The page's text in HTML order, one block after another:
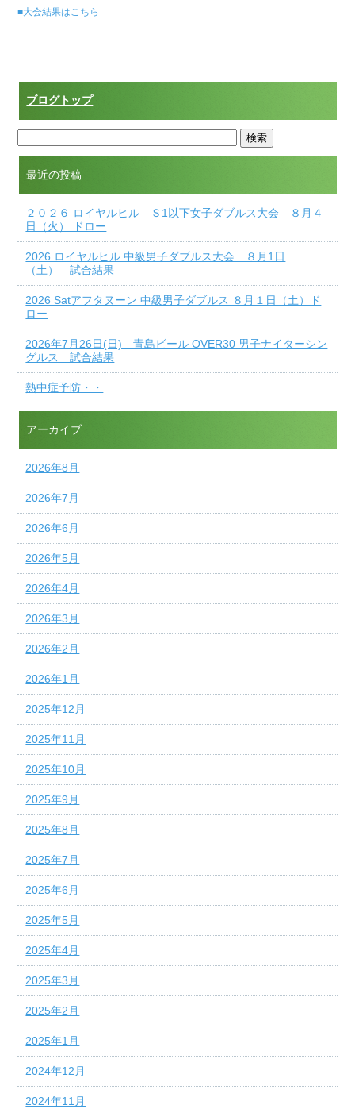
■大会結果はこちら
ブログトップ
最近の投稿
２０２６ ロイヤルヒル Ｓ1以下女子ダブルス大会 ８月４
日（火） ドロー
2026 ロイヤルヒル 中級男子ダブルス大会 ８月1日
（土） 試合結果
2026 Satアフタヌーン 中級男子ダブルス ８月１日（土）ド
ロー
2026年7月26日(日) 青島ビール OVER30 男子ナイターシン
グルス 試合結果
熱中症予防・・
アーカイブ
2026年8月
2026年7月
2026年6月
2026年5月
2026年4月
2026年3月
2026年2月
2026年1月
2025年12月
2025年11月
2025年10月
2025年9月
2025年8月
2025年7月
2025年6月
2025年5月
2025年4月
2025年3月
2025年2月
2025年1月
2024年12月
2024年11月